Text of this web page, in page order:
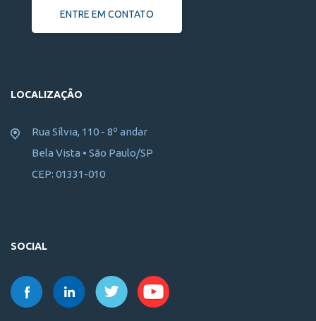
ENTRE EM CONTATO
LOCALIZAÇÃO
Rua Sílvia, 110 - 8º andar
Bela Vista • São Paulo/SP
CEP: 01331-010
SOCIAL